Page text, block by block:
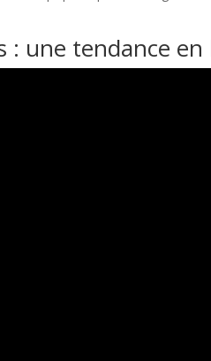
: une tendance en